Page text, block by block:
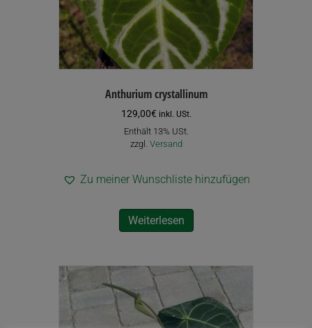
gewählt
werden
Anthurium crystallinum
129,00€ inkl. USt.
Enthält 13% USt.
zzgl. Versand
Zu meiner Wunschliste hinzufügen
Weiterlesen